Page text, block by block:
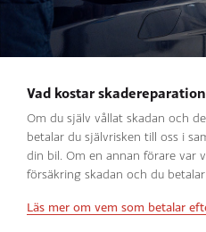
Vad kostar
Om du själv vållat skadan och
betalar du självrisken till oss i
din bil. Om en annan förare var
försäkring skadan och du
Läs mer om vem som betalar